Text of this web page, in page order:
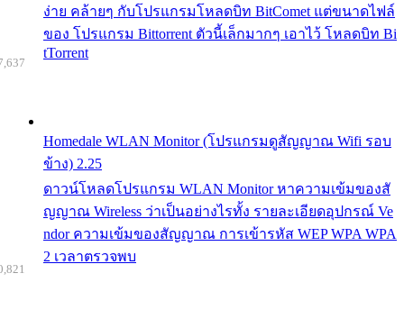
ง่าย คล้ายๆ กับโปรแกรมโหลดบิท BitComet แต่ขนาดไฟล์
ของ โปรแกรม Bittorrent ตัวนี้เล็กมากๆ เอาไว้ โหลดบิท Bi
tTorrent
Homedale WLAN Monitor (โปรแกรมดูสัญญาณ Wifi รอบ
ข้าง) 2.25
ดาวน์โหลดโปรแกรม WLAN Monitor หาความเข้มของสั
ญญาณ Wireless ว่าเป็นอย่างไรทั้ง รายละเอียดอุปกรณ์ Ve
ndor ความเข้มของสัญญาณ การเข้ารหัส WEP WPA WPA
2 เวลาตรวจพบ